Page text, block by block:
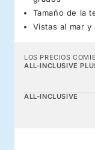
Tamaño de la
Vistas al mar
LOS PRECIOS
ALL-INCLUSIVE
ALL-INCLUSIVE